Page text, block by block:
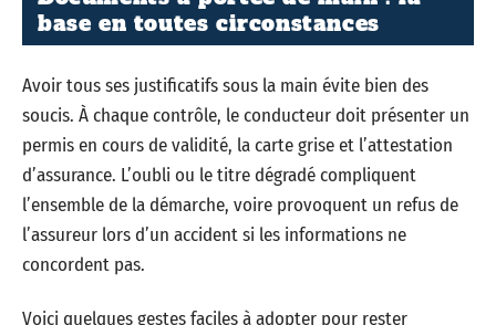
base en toutes circonstances
Avoir tous ses justificatifs sous la main évite bien des
soucis. À chaque contrôle, le conducteur doit présenter un
permis en cours de validité, la carte grise et l’attestation
d’assurance. L’oubli ou le titre dégradé compliquent
l’ensemble de la démarche, voire provoquent un refus de
l’assureur lors d’un accident si les informations ne
concordent pas.
Voici quelques gestes faciles à adopter pour rester